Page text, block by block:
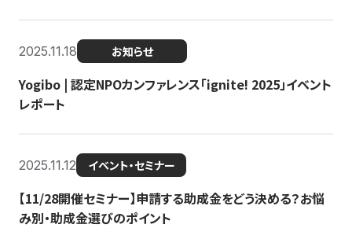
2025.11.18 お知らせ
Yogibo | 認定NPOカンファレンス「ignite! 2025」イベント
レポート
2025.11.12 イベント・セミナー
【11/28開催セミナー】申請する助成金をどう決める？お悩
み別・助成金選びのポイント